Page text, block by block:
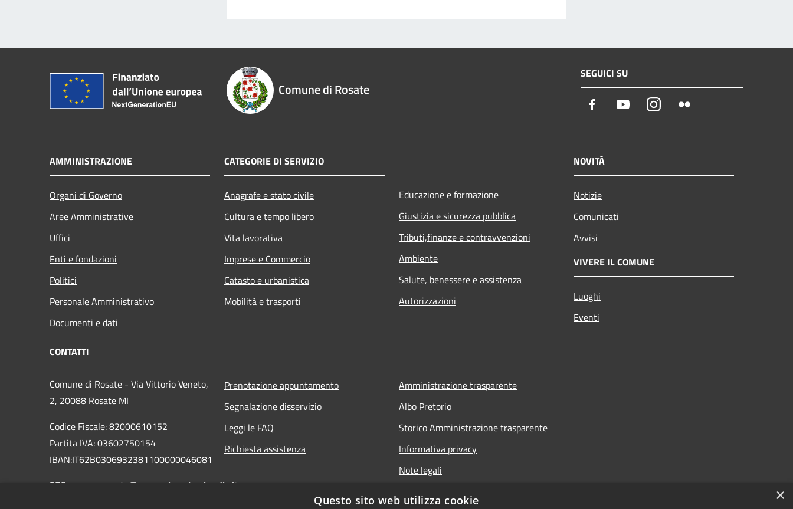
Comune di Rosate
SEGUICI SU
Facebook YoutubeInstagram
AMMINISTRAZIONE
Organi di Governo
Aree Amministrative
Uffici
Enti e fondazioni
Politici
Personale Amministrativo
Documenti e dati
CATEGORIE DI SERVIZIO
Anagrafe e stato civile
Cultura e tempo libero
Vita lavorativa
Imprese e Commercio
Catasto e urbanistica
Mobilità e trasporti
Educazione e formazione
Giustizia e sicurezza pubblica
Tributi,finanze e contravvenzioni
Ambiente
Salute, benessere e assistenza
Autorizzazioni
NOVITÀ
Notizie
Comunicati
Avvisi
VIVERE IL COMUNE
Luoghi
Eventi
CONTATTI
Comune di Rosate - Via Vittorio Veneto,
2, 20088 Rosate MI
Codice Fiscale: 82000610152
Partita IVA: 03602750154
IBAN:IT62B0306932381100000046081
PEC:
comune.rosate@pec.regione.lombardia.it
Prenotazione appuntamento
Segnalazione disservizio
Leggi le FAQ
Richiesta assistenza
Amministrazione trasparente
Albo Pretorio
Storico Amministrazione trasparente
Informativa privacy
Note legali
×
Questo sito web utilizza cookie